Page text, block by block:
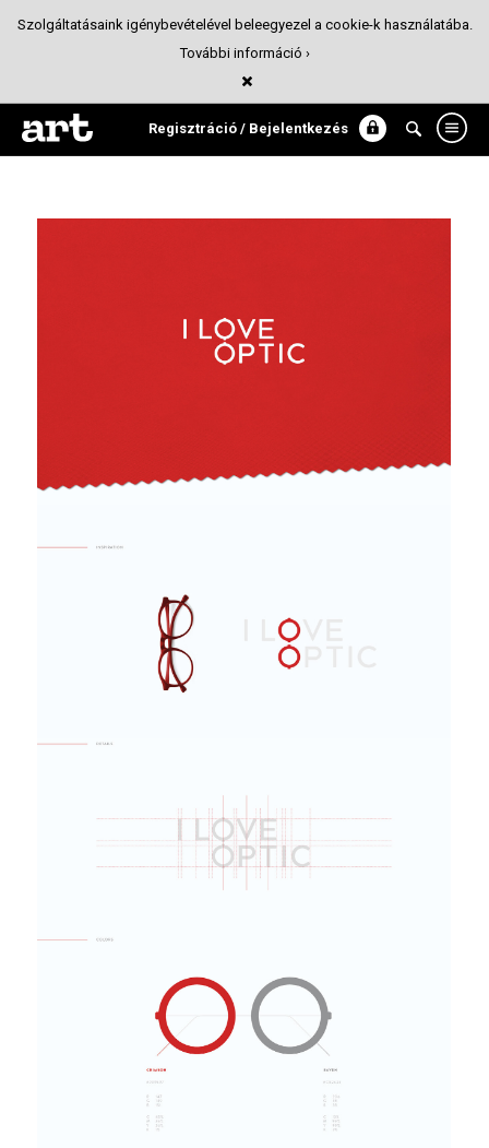
Regisztráció / Bejelentkezés
I LOVE OPTIC
Arculattervezés
Szolgáltatásaink igénybevételével beleegyezel a cookie-k használatába.
További információ ›